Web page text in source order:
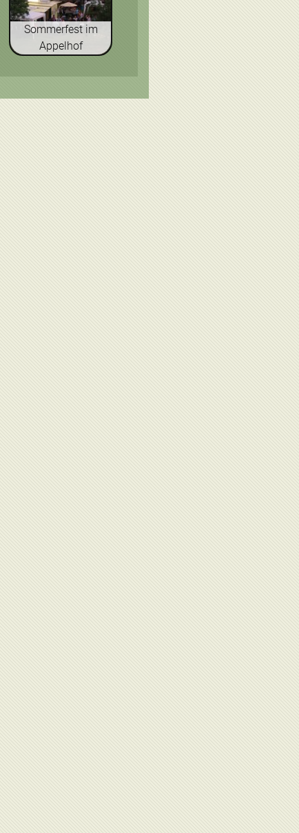
Sommerfest im
Appelhof